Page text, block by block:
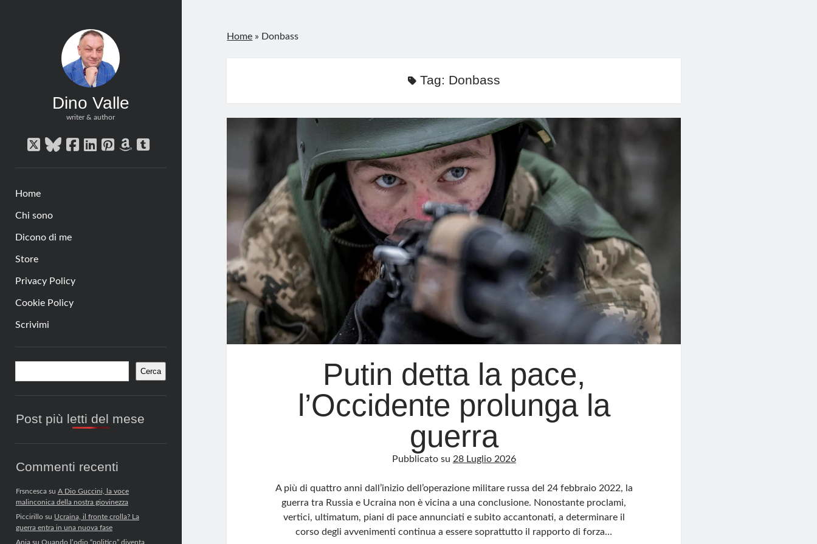
Dino Valle
writer & author
twitterbluesky
facebook
linkedin
pinterest
amazon
tumblr
Home
Chi sono
Dicono di me
Store
Privacy Policy
Cookie Policy
Scrivimi
Barra
laterale
Cerca
Post più letti del mese
Commenti recenti
Frsncescasu A Dio Guccini, la voce
malinconica della nostra giovinezza
Piccirillosu Ucraina, il fronte crolla? La
guerra entra in una nuova fase
Anjasu Quando l’odio “politico” diventa
Home » Donbass
Tag: Donbass
Putin detta la pace,
l’Occidente prolunga la
guerra
Pubblicato su 28 Luglio 2026
A più di quattro anni dall’inizio dell’operazione militare russa del 24 febbraio 2022, la
guerra tra Russia e Ucraina non è vicina a una conclusione. Nonostante proclami,
vertici, ultimatum, piani di pace annunciati e subito accantonati, a determinare il
corso degli avvenimenti continua a essere soprattutto il rapporto di forza…